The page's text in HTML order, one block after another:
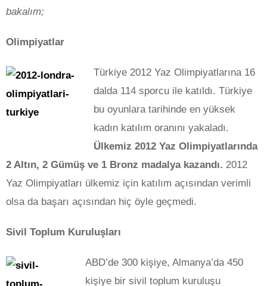
bakalım;
Olimpiyatlar
Türkiye 2012 Yaz Olimpiyatlarına 16
dalda 114 sporcu ile katıldı. Türkiye
bu oyunlara tarihinde en yüksek
kadın katılım oranını yakaladı.
Ülkemiz 2012 Yaz Olimpiyatlarında
2 Altın, 2 Gümüş ve 1 Bronz madalya kazandı. 2012
Yaz Olimpiyatları ülkemiz için katılım açısından verimli
olsa da başarı açısından hiç öyle geçmedi.
Sivil Toplum Kuruluşları
ABD’de 300 kişiye, Almanya’da 450
kişiye bir sivil toplum kuruluşu